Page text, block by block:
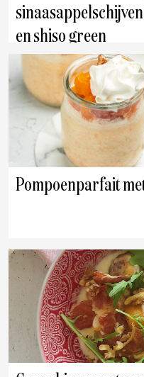
en shiso green
Pompoenparfait